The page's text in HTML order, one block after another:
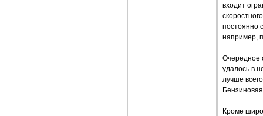
входит
постоянно
например,
Очередное
удалось в
лучше
Кроме